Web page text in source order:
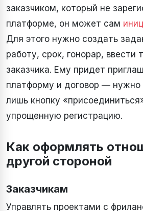
заказчиком, который не
платформе, он может сам
Для этого нужно создать
работу, срок, гонорар, ввести
заказчика. Ему придет
платформу и договор — нужно
лишь кнопку
упрощенную регистрацию.
Как оформлять
другой стороной
Заказчикам
Управлять проектами с